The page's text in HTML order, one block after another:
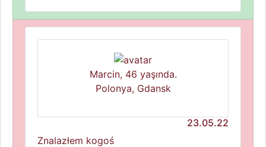
Marcin, 46 yaşında.
Polonya, Gdansk
23.05.22
Znalazłem kogoś